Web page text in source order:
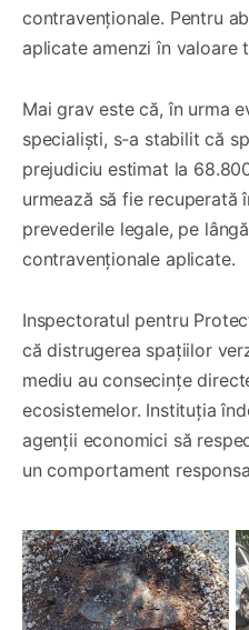
contravenționale. Pentru
aplicate amenzi în valoare
Mai grav este că, în urma
specialiști, s-a stabilit că
prejudiciu estimat la
urmează să fie recuperată
prevederile legale, pe
contravenționale aplicate.
Inspectoratul pentru
că distrugerea spațiilor
mediu au consecințe
ecosistemelor. Instituția
agenții economici să
un comportament